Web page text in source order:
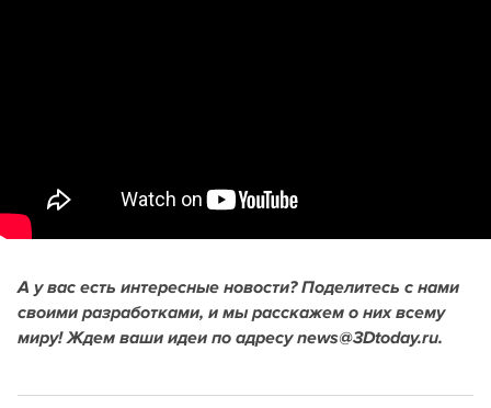
А у вас есть интересные новости? Поделитесь с нами
своими разработками, и мы расскажем о них всему
миру! Ждем ваши идеи по адресу news@3Dtoday.ru.